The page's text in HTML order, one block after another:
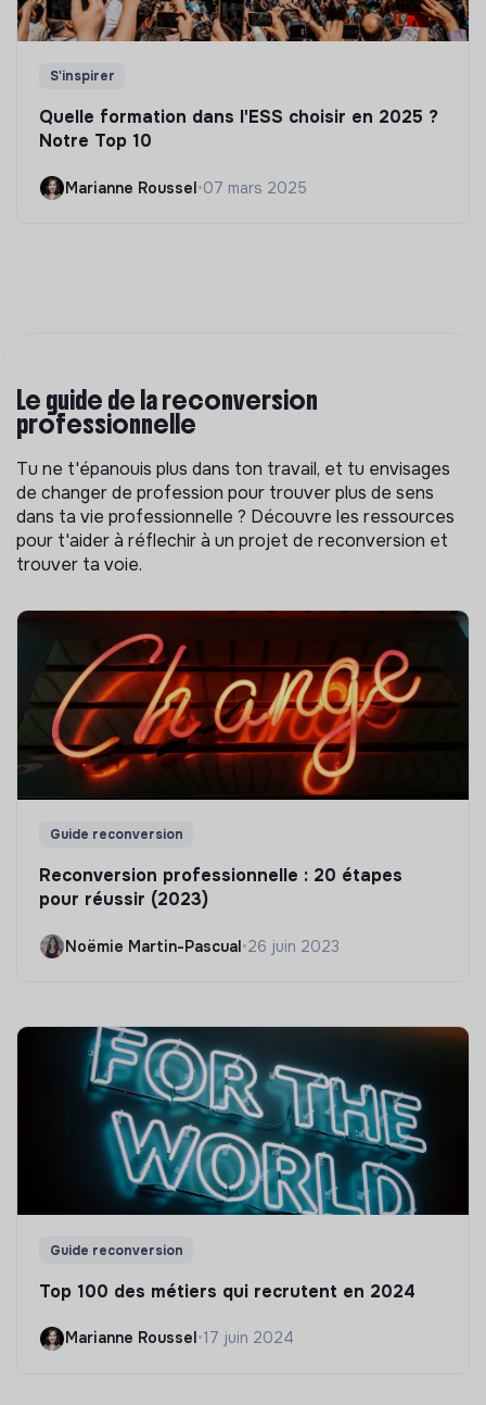
S'inspirer
Quelle formation dans l'ESS choisir en 2025 ?
Notre Top 10
Marianne Roussel•07 mars 2025
Le guide de la reconversion
professionnelle
Tu ne t'épanouis plus dans ton travail, et tu envisages
de changer de profession pour trouver plus de sens
dans ta vie professionnelle ? Découvre les ressources
pour t'aider à réflechir à un projet de reconversion et
trouver ta voie.
Guide reconversion
Reconversion professionnelle : 20 étapes
pour réussir (2023)
Noëmie Martin-Pascual•26 juin 2023
Guide reconversion
Top 100 des métiers qui recrutent en 2024
Marianne Roussel •17 juin 2024